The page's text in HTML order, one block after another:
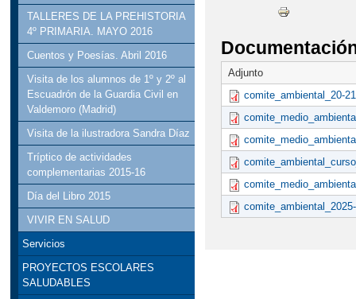
TALLERES DE LA PREHISTORIA
4º PRIMARIA. MAYO 2016
Cuentos y Poesías. Abril 2016
Visita de los alumnos de 1º y 2º al
Escuadrón de la Guardia Civil en
Valdemoro (Madrid)
Visita de la ilustradora Sandra Díaz
Tríptico de actividades
complementarias 2015-16
Día del Libro 2015
VIVIR EN SALUD
Servicios
PROYECTOS ESCOLARES
SALUDABLES
Adjunto
comite_ambiental_20-